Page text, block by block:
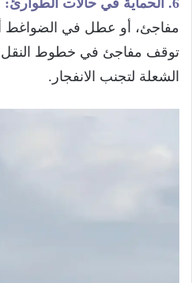
6. الحماية في حالات الطوارئ:
مفاجئ، أو عطل في الضواغط
توقف مفاجئ في خطوط النقل،
الشعلة لتجنب الانفجار.